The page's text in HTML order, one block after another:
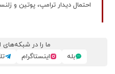
احتمال دیدار ترامپ، پوتین و
ما را در شبکه‌های
بله
اینستاگرام